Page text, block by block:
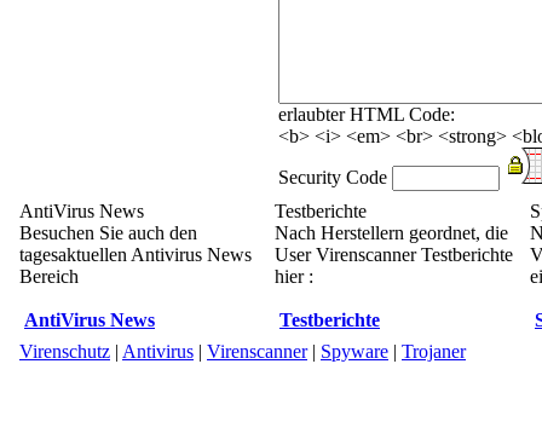
erlaubter HTML Code:
<b> <i> <em> <br> <strong>
Security Code
AntiVirus News
Besuchen Sie auch den
tagesaktuellen Antivirus News
Bereich
AntiVirus News
Testberichte
Nach Herstellern geordnet, die
User Virenscanner Testberichte
hier :
Testberichte
Virenschutz | Antivirus | Virenscanner| Spyware | Trojaner